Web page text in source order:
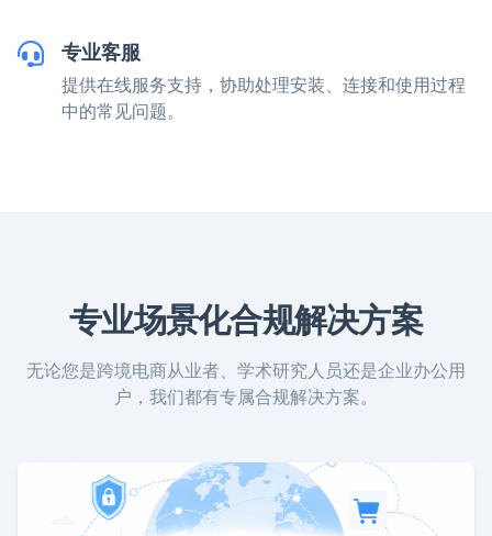
专业客服
提供在线服务支持，协助处理安装、连接和使用过程
中的常见问题。
专业场景化合规解决方案
无论您是跨境电商从业者、学术研究人员还是企业办公用
户，我们都有专属合规解决方案。